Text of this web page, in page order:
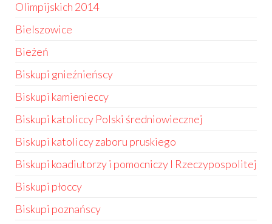
Olimpijskich 2014
Bielszowice
Bieżeń
Biskupi gnieźnieńscy
Biskupi kamienieccy
Biskupi katoliccy Polski średniowiecznej
Biskupi katoliccy zaboru pruskiego
Biskupi koadiutorzy i pomocniczy I Rzeczypospolitej
Biskupi płoccy
Biskupi poznańscy